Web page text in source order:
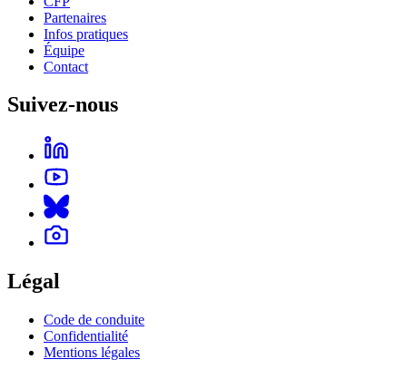
Partenaires
Infos pratiques
Équipe
Contact
Suivez-nous
Légal
Code de conduite
Confidentialité
Mentions légales